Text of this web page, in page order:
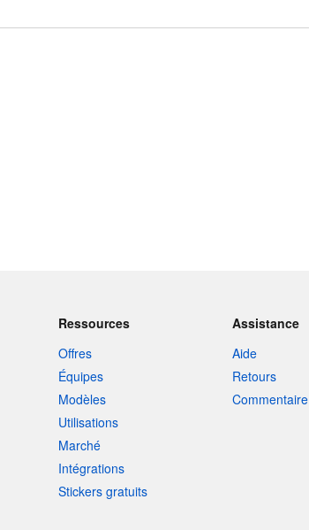
Ressources
Offres
Équipes
Modèles
Utilisations
Marché
Intégrations
Stickers gratuits
Assistance
Aide
Retours
Commentaire